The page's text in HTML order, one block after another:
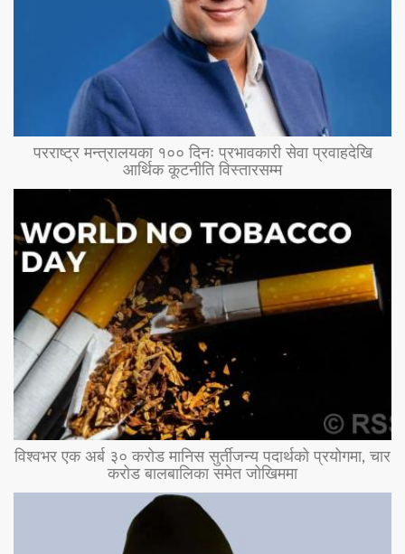
परराष्ट्र मन्त्रालयका १०० दिनः प्रभावकारी सेवा प्रवाहदेखि
आर्थिक कूटनीति विस्तारसम्म
विश्वभर एक अर्ब ३० करोड मानिस सुर्तीजन्य पदार्थको प्रयोगमा, चार
करोड बालबालिका समेत जोखिममा